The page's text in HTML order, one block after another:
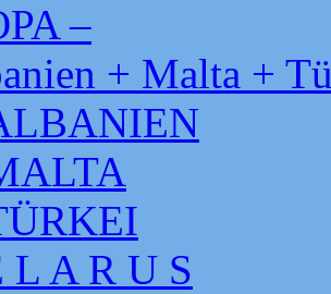
–
+ Malta +
L A R U S